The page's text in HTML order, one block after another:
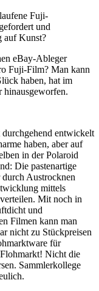
Fuji-
und
auf Kunst?
eBay-Ableger
Fuji-Film? Man kann
haben, hat im
hinausgeworfen.
entwickelt
haben, aber auf
in der Polaroid
Die pastenartige
Austrocknen
mittels
Mit noch in
und
Filmen kann man
nicht zu Stückpreisen
für
Nicht die
Sammlerkollege